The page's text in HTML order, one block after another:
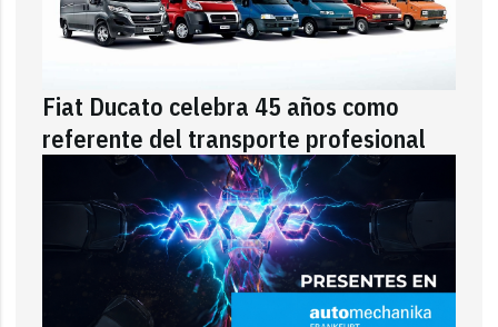
Fiat Ducato celebra 45 años como
referente del transporte profesional